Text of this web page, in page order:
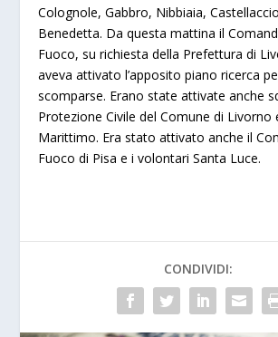
Colognole, Gabbro, Nibbiaia,
Benedetta. Da questa mattina il
Fuoco, su richiesta della Prefettura di
aveva attivato l’apposito piano ricerca
scomparse. Eranostate attivate anche
Protezione Civile del Comune di Livorno
Marittimo. Era stato attivato anche il
Fuoco di Pisa e i volontari Santa Luce.
CONDIVIDI: